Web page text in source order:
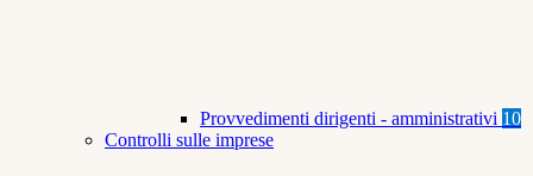
Provvedimenti dirigenti - amministrativi 10
Controlli sulle imprese